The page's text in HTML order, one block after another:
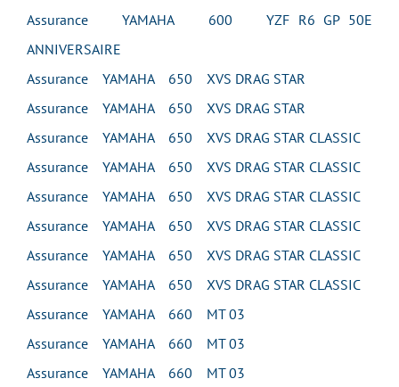
Assurance YAMAHA 600 YZF R6 GP 50E
ANNIVERSAIRE
Assurance YAMAHA 650 XVS DRAG STAR
Assurance YAMAHA 650 XVS DRAG STAR
Assurance YAMAHA 650 XVS DRAG STAR CLASSIC
Assurance YAMAHA 650 XVS DRAG STAR CLASSIC
Assurance YAMAHA 650 XVS DRAG STAR CLASSIC
Assurance YAMAHA 650 XVS DRAG STAR CLASSIC
Assurance YAMAHA 650 XVS DRAG STAR CLASSIC
Assurance YAMAHA 650 XVS DRAG STAR CLASSIC
Assurance YAMAHA 660 MT 03
Assurance YAMAHA 660 MT 03
Assurance YAMAHA 660 MT 03